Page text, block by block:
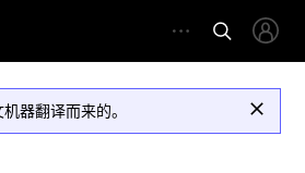
器翻译而来的。